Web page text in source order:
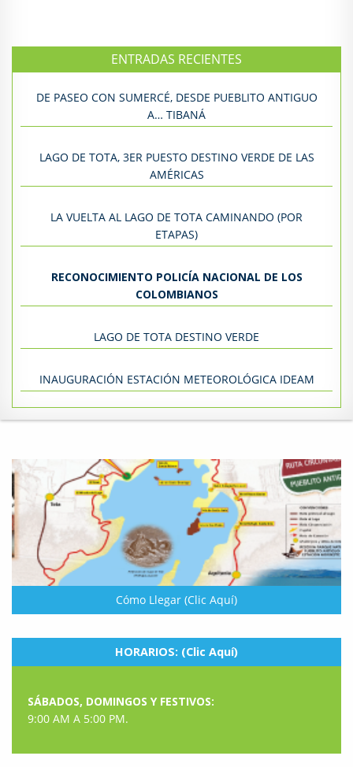
ENTRADAS RECIENTES
DE PASEO CON SUMERCÉ, DESDE PUEBLITO ANTIGUO
A… TIBANÁ
LAGO DE TOTA, 3ER PUESTO DESTINO VERDE DE LAS
AMÉRICAS
LA VUELTA AL LAGO DE TOTA CAMINANDO (POR
ETAPAS)
RECONOCIMIENTO POLICÍA NACIONAL DE LOS
COLOMBIANOS
LAGO DE TOTA DESTINO VERDE
INAUGURACIÓN ESTACIÓN METEOROLÓGICA IDEAM
Cómo Llegar (Clic Aquí)
HORARIOS: (Clic Aquí)
SÁBADOS, DOMINGOS Y FESTIVOS:
9:00 AM A 5:00 PM.